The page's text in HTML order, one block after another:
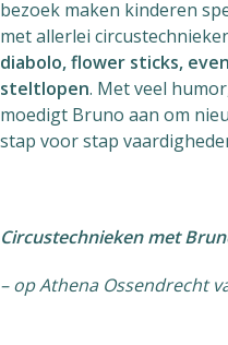
bezoek maken kinderen
met allerlei
diabolo, flower sticks,
steltlopen. Met veel
moedigt Bruno aan om
stap voor stap
Circustechnieken met
– op Athena Ossendrecht